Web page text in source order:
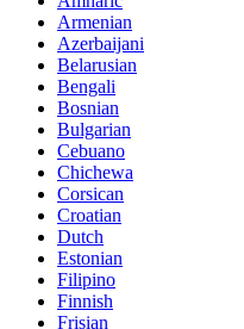
Armenian
Azerbaijani
Belarusian
Bengali
Bosnian
Bulgarian
Cebuano
Chichewa
Corsican
Croatian
Dutch
Estonian
Filipino
Finnish
Frisian